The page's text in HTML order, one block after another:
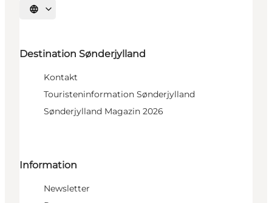
Sprache auswählen
Destination Sønderjylland
Kontakt
Touristeninformation Sønderjylland
Sønderjylland Magazin 2026
Information
Newsletter